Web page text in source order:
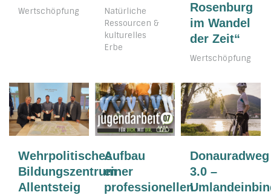
Wertschöpfung
Natürliche
Ressourcen &
kulturelles
Erbe
Rosenburg
im Wandel
der Zeit“
Wertschöpfung
Wehrpolitisches
Bildungszentrum
Allentsteig
Aufbau
einer
professionellen
Donauradweg
3.0 –